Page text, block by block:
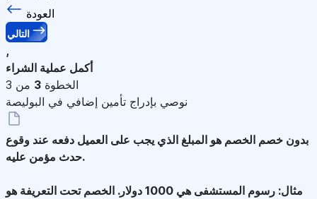
العودة
التالي
,
أكمل عملية الشراء
الخطوة 3 من 3
نوصي بإدراج تأمين إضافي في البوليصة
بدون خصم الخصم هو المبلغ الذي يجب على العميل دفعه عند وقوع
حدث مؤمن عليه.
مثال: رسوم المستشفى هي 1000 دولار. الخصم تحت التعريفة هو